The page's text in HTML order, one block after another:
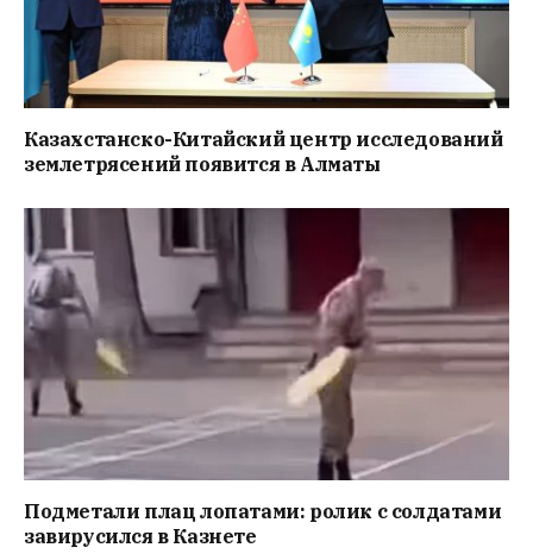
Казахстанско-Китайский центр исследований
землетрясений появится в Алматы
Подметали плац лопатами: ролик с солдатами
завирусился в Казнете